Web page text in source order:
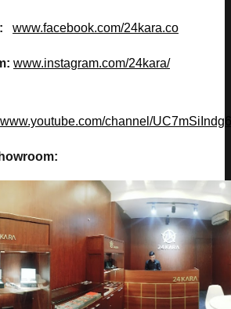
www.facebook.com/24kara.co
www.instagram.com/24kara/
www.youtube.com/channel/